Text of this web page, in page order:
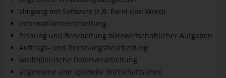
Informationsverarbeitung
Planung und Bearbeitung bürowirtschaftlicher Aufgaben
Auftrags- und Rechnungsbearbeitung
kaufmännische Datenverarbeitung
allgemeine und spezielle Wirtschaftslehre